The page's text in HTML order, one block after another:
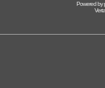
Powered by